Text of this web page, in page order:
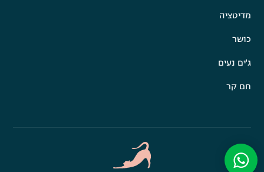
מדיטציה
כושר
ג'ים נעים
חם קר